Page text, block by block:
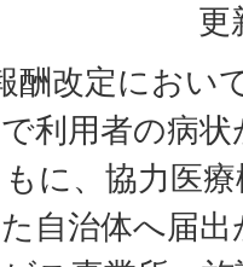
更
改定におい
利用者の病
に、協力医
自治体へ届